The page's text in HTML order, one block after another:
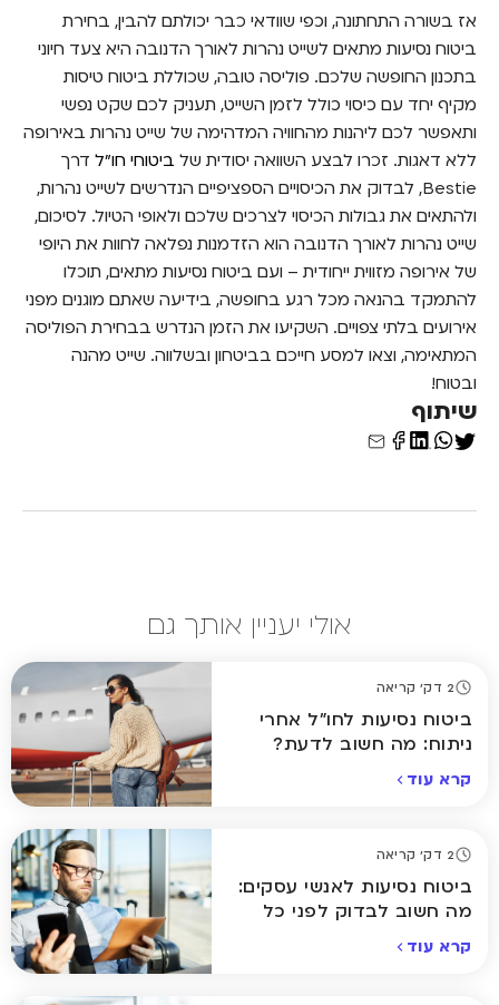
אז בשורה התחתונה, וכפי שוודאי כבר יכולתם להבין, בחירת
ביטוח נסיעות מתאים לשייט נהרות לאורך הדנובה היא צעד חיוני
בתכנון החופשה שלכם. פוליסה טובה, שכוללת ביטוח טיסות
מקיף יחד עם כיסוי כולל לזמן השייט, תעניק לכם שקט נפשי
ותאפשר לכם ליהנות מהחוויה המדהימה של שייט נהרות באירופה
ללא דאגות. זכרו לבצע השוואה יסודית של ביטוחי חו"ל דרך
Bestie, לבדוק את הכיסויים הספציפיים הנדרשים לשייט נהרות,
ולהתאים את גבולות הכיסוי לצרכים שלכם ולאופי הטיול. לסיכום,
שייט נהרות לאורך הדנובה הוא הזדמנות נפלאה לחוות את היופי
של אירופה מזווית ייחודית – ועם ביטוח נסיעות מתאים, תוכלו
להתמקד בהנאה מכל רגע בחופשה, בידיעה שאתם מוגנים מפני
אירועים בלתי צפויים. השקיעו את הזמן הנדרש בבחירת הפוליסה
המתאימה, וצאו למסע חייכם בביטחון ובשלווה. שייט מהנה
ובטוח!
שיתוף
אולי יעניין אותך גם
2 דק' קריאה
ביטוח נסיעות לחו"ל אחרי
ניתוח: מה חשוב לדעת?
קרא עוד
2 דק' קריאה
ביטוח נסיעות לאנשי עסקים:
מה חשוב לבדוק לפני כל
קרא עוד